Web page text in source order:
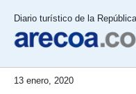
Diario turístico de la
13 enero, 2020